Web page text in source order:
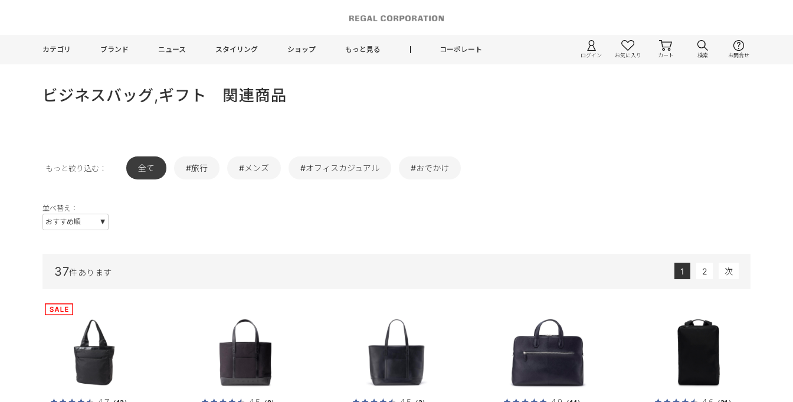
カテゴリ ブランド ニュース スタイリング ショップ もっと見る コーポレート
ログイン お気に入り カート 検索 お問合せ
ビジネスバッグ,ギフト 関連商品
もっと絞り込む： 全て #旅行 #メンズ #オフィスカジュアル #おでかけ
並べ替え：
37件あります 1 2 次